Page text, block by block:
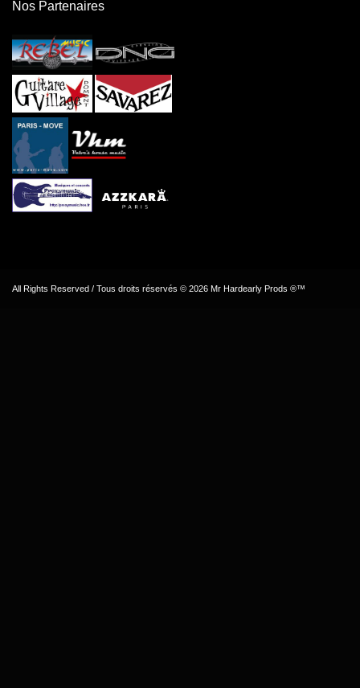
Nos Partenaires
All Rights Reserved / Tous droits réservés © 2026 Mr Hardearly Prods ®™